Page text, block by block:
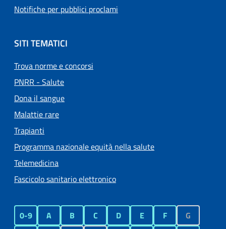
Notifiche per pubblici proclami
SITI TEMATICI
Trova norme e concorsi
PNRR - Salute
Dona il sangue
Malattie rare
Trapianti
Programma nazionale equità nella salute
Telemedicina
Fascicolo sanitario elettronico
0-9 A B C D E F
G